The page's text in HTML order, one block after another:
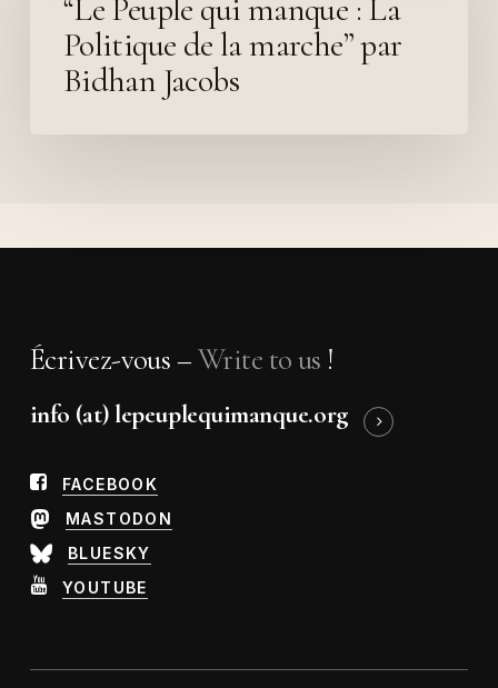
manque
par
“Le Peuple qui manque : La
Politique de la marche” par
Bidhan Jacobs
Écrivez-vous –Write to us !
info (at) lepeuplequimanque.org
FACEBOOK
MASTODON
BLUESKY
YOUTUBE